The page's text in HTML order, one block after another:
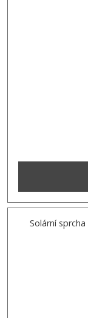
Solární